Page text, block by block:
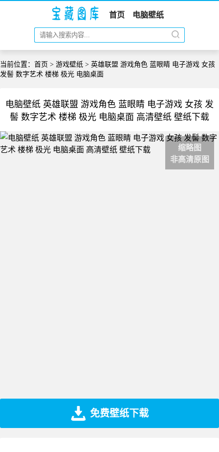
首页 电脑壁纸
当前位置： 首页 > 游戏壁纸 > 英雄联盟 游戏角色 蓝眼睛 电子游戏 女孩
发髻 数字艺术 楼梯 极光 电脑桌面
电脑壁纸 英雄联盟 游戏角色 蓝眼睛 电子游戏 女孩 发
髻 数字艺术 楼梯 极光 电脑桌面 高清壁纸 壁纸下载
缩略图
非高清原图
免费壁纸下载